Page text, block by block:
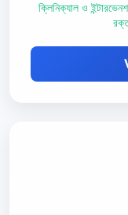
ক্লিনিক্যাল ও